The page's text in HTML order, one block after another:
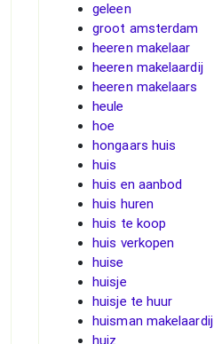
geleen
groot amsterdam
heeren makelaar
heeren makelaardij
heeren makelaars
heule
hoe
hongaars huis
huis
huis en aanbod
huis huren
huis te koop
huis verkopen
huise
huisje
huisje te huur
huisman makelaardij
huiz